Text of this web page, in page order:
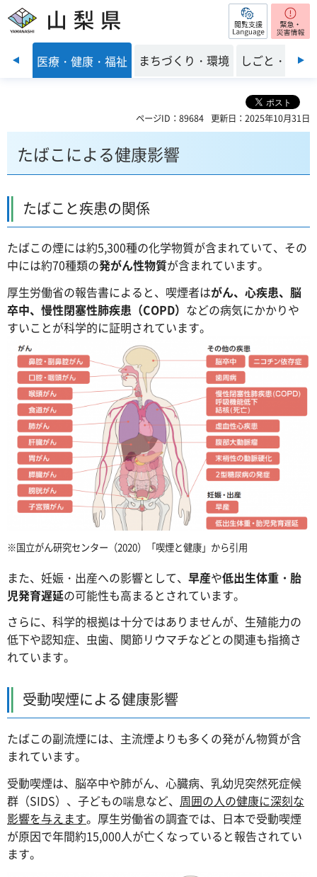
山梨県 閲覧支援
て 医療・健康・福祉 まちづくり・環境 しごと・産業
ページID：89684 更新日：2025年10月31日
たばこによる健康影響
たばこと疾患の関係
たばこの煙には約5,300種の化学物質が含まれていて、その
中には約70種類の発がん性物質が含まれています。
厚生労働省の報告書によると、喫煙者はがん、心疾患、脳
卒中、慢性閉塞性肺疾患（COPD） などの病気にかかりや
すいことが科学的に証明されています。
※国立がん研究センター（2020）「喫煙と健康」から引用
また、妊娠・出産への影響として、 早産や低出生体重・胎
児発育遅延の可能性も高まるとされています。
さらに、科学的根拠は十分ではありませんが、生殖能力の
低下や認知症、虫歯、関節リウマチなどとの関連も指摘さ
れています。
受動喫煙による健康影響
たばこの副流煙には、主流煙よりも多くの発がん物質が含
まれています。
受動喫煙は、脳卒中や肺がん、心臓病、乳幼児突然死症候
群（SIDS）、子どもの喘息など、 周囲の人の健康に深刻な
影響を与えます。厚生労働省の調査では、日本で受動喫煙
が原因で年間約15,000人が亡くなっていると報告されてい
ます。